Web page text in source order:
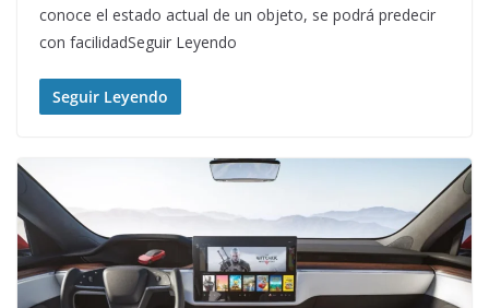
conoce el estado actual de un objeto, se podrá predecir
con facilidadSeguir Leyendo
Seguir Leyendo